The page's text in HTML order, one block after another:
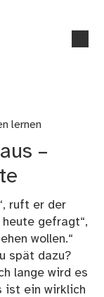
lernen
–
ruft er der
gefragt“,
wollen.“
spät dazu?
lange wird es
ist ein wirklich